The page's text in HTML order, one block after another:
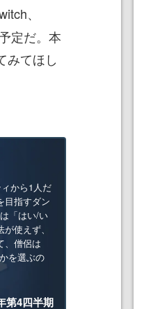
、
定だ。本
みてほし
から1人だ
目指すダン
「はい/い
使えず、
、僧侶は
を選ぶの
第4四半期